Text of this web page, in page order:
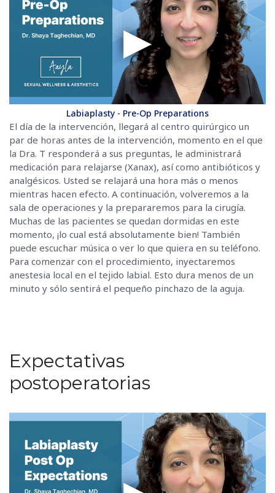
▶
Labiaplasty - Pre-Op Preparations
El día de la intervención, llegará al centro quirúrgico un
par de horas antes de la intervención, momento en el que
la Dra. T responderá a sus preguntas, le administrará
medicación para relajarse (Xanax), así como antibióticos y
analgésicos. Usted se relajará una hora más o menos
mientras hacen efecto. A continuación, volveremos a la
sala de operaciones y la prepararemos para la cirugía.
Muchas de las pacientes se quedan dormidas en este
momento, ¡lo cual está absolutamente bien! También
puede escuchar música o ver lo que quiera en su teléfono.
Para comenzar con el procedimiento, inyectaremos
anestesia local en el tejido labial. Esto dura menos de un
minuto y sólo sentirá el pequeño pinchazo de la aguja.
Expectativas
postoperatorias